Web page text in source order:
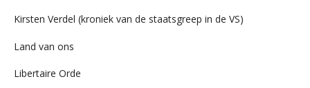
Kirsten Verdel (kroniek van de staatsgreep in de VS)
Land van ons
Libertaire Orde